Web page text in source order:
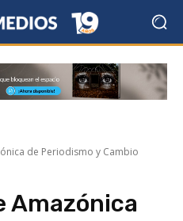
de Periodismo y Cambio
Amazónica